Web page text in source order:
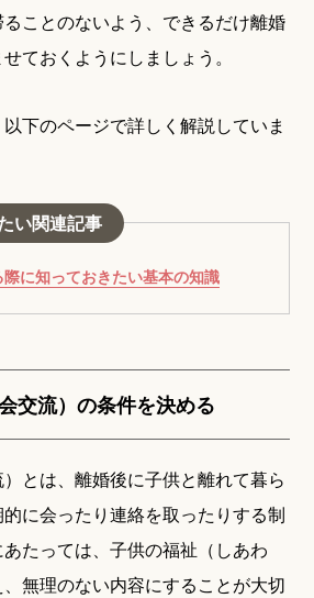
ことのないよう、できるだけ離婚
ておくようにしましょう。
下のページで詳しく解説していま
い関連記事
に知っておきたい基本の知識
交流）の条件を決める
とは、離婚後に子供と離れて暮ら
に会ったり連絡を取ったりする制
たっては、子供の福祉（しあわ
無理のない内容にすることが大切